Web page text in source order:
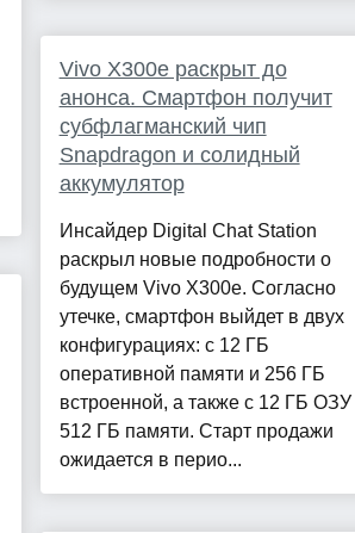
Vivo X300e раскрыт до
анонса. Смартфон получит
субфлагманский чип
Snapdragon и солидный
аккумулятор
Инсайдер Digital Chat Station
раскрыл новые подробности о
будущем Vivo X300e. Согласно
утечке, смартфон выйдет в двух
конфигурациях: с 12 ГБ
оперативной памяти и 256 ГБ
встроенной, а также с 12 ГБ ОЗУ
512 ГБ памяти. Старт продажи
ожидается в перио...